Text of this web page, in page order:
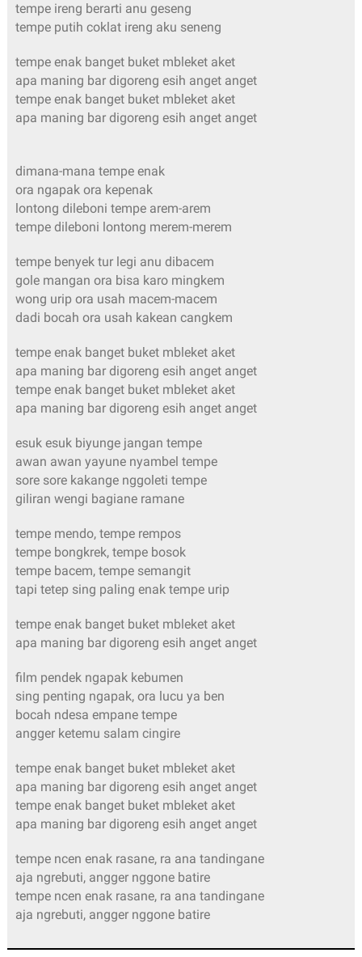
tempe ireng berarti anu geseng
tempe putih coklat ireng aku seneng
tempe enak banget buket mbleket aket
apa maning bar digoreng esih anget anget
tempe enak banget buket mbleket aket
apa maning bar digoreng esih anget anget
dimana-mana tempe enak
ora ngapak ora kepenak
lontong dileboni tempe arem-arem
tempe dileboni lontong merem-merem
tempe benyek tur legi anu dibacem
gole mangan ora bisa karo mingkem
wong urip ora usah macem-macem
dadi bocah ora usah kakean cangkem
tempe enak banget buket mbleket aket
apa maning bar digoreng esih anget anget
tempe enak banget buket mbleket aket
apa maning bar digoreng esih anget anget
esuk esuk biyunge jangan tempe
awan awan yayune nyambel tempe
sore sore kakange nggoleti tempe
giliran wengi bagiane ramane
tempe mendo, tempe rempos
tempe bongkrek, tempe bosok
tempe bacem, tempe semangit
tapi tetep sing paling enak tempe urip
tempe enak banget buket mbleket aket
apa maning bar digoreng esih anget anget
film pendek ngapak kebumen
sing penting ngapak, ora lucu ya ben
bocah ndesa empane tempe
angger ketemu salam cingire
tempe enak banget buket mbleket aket
apa maning bar digoreng esih anget anget
tempe enak banget buket mbleket aket
apa maning bar digoreng esih anget anget
tempe ncen enak rasane, ra ana tandingane
aja ngrebuti, angger nggone batire
tempe ncen enak rasane, ra ana tandingane
aja ngrebuti, angger nggone batire